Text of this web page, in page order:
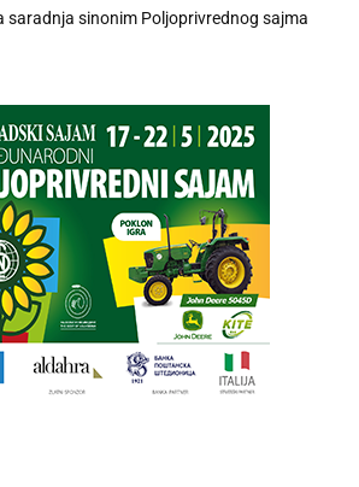
saradnja sinonim Poljoprivrednog sajma